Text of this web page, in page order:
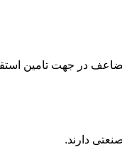
در جهت تامین
دارند.